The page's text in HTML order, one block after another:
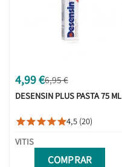
4,99 €6,95 €
DESENSIN PLUS PASTA 75 ML
4,5 (20)
VITIS
COMPRAR